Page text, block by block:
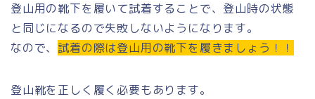
登山用の靴下を履いて試着することで、登山時の状態
と同じになるので失敗しないようになります。
なので、 試着の際は登山用の靴下を履きましょう！！
登山靴を正しく履く必要もあります。